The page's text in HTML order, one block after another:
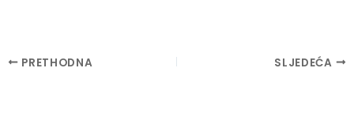
PostPRETHODNA SLJEDEĆA